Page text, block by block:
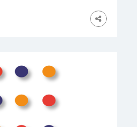
2018. Les
personnes (salariés,